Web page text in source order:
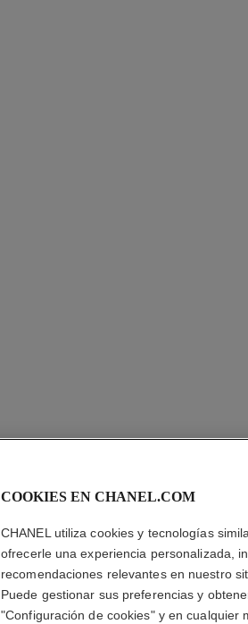
COOKIES EN CHANEL.COM
CHANEL utiliza cookies y tecnologías
ofrecerle una experiencia personalizada,
recomendaciones relevantes en nuestro
Puede gestionar sus preferencias y
"Configuración de cookies" y en cualquier